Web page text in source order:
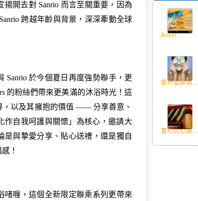
揚開去對 Sanrio 而言至關重要，因為
跨越年齡與背景，深深牽動全球
Sanrio 於今個夏日再度強勢聯手，更
的粉絲們帶來更美滿的沐浴時光！這
，以及其擁抱的價值 —— 分享善意、
作自我呵護與關懷」為核心，邀請大
是與摯愛分享、 貼心送禮，還是獨自
！
啫喱，這個全新限定聯乘系列更帶來
Benef...
提升面膜效...
薑心比心靚...